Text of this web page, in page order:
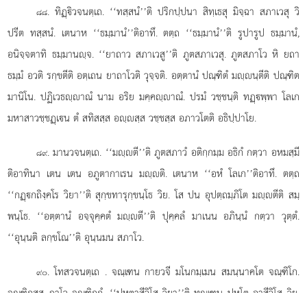
๘๘. ทิฏฺิวจนตฺเถ. ‘‘ทสฺสนํ’’ติ ปริกปฺปนา สิทฺเธสุ มิจฺฉา สภาเวสุ วิ
ปรีต ทสฺสนํ. เตนาห ‘‘ธมฺมานํ’’ติอาทึ. ตตฺถ ‘‘ธมฺมานํ’’ติ รูปารูป ธมฺมานํ,
อนิจฺจตาทิ ธมฺมานฺจ. ‘‘ยาถาว สภาเวสู’’ติ ภูตสภาเวสุ. ภูตสภาโว หิ ยถา
ธมฺมํ อวติ รกฺขตีติ อตฺเถน ยาถาโวติ วุจฺจติ. อตฺตานํ ปณฺฑิตํ มฺนฺตีติ ปณฺฑิต
มานิโน. ปฏิเวธฺาณํ นาม อริย มคฺคฺาณํ. ปรมํ วชฺชนฺติ ทฏฺพฺพา โลเก
มหาสาวชฺชฏฺเน ตํ สทิสสฺส อฺสฺส วชฺชสฺส อภาวโตติ อธิปฺปาโย.
๘๙. มานวจนตฺเถ. ‘‘มฺตี’’ติ ภูตสภาวํ อติกฺกมฺม อธิกํ กตฺวา อหมสฺมี
ติอาทินา เตน เตน อภูตากาเรน มฺติ. เตนาห ‘‘อหํ โลเก’’ติอาทึ. ตตฺถ
‘‘กฏฺกถิงฺคโร วิยา’’ติ สุกฺขทารุกฺขนฺโธ วิย. โส ปน อุปตฺถมฺภิโต มฺตีติ สมฺ
พนฺโธ. ‘‘อตฺตานํ อจฺจุคฺคตํ มฺตี’’ติ ปุคฺคลํ มาเนน อภินฺนํ กตฺวา วุตฺตํ.
‘‘อุนฺนติ ลกฺขโณ’’ติ อุนฺนมน สภาโว.
๙๐. โทสวจนตฺเถ . จณฺเฑน กายวจี มโนกมฺเมน สมนฺนาคโต จณฺฑิโก.